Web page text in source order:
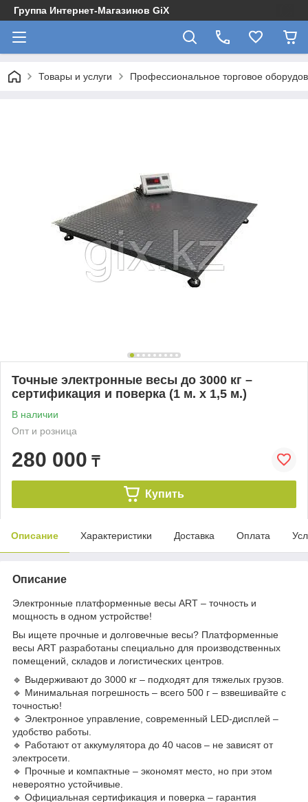
Группа Интернет-Магазинов GiX
Товары и услуги Профессиональное торговое
Точные электронные весы до 3000 кг –
сертификация и поверка (1 м. х 1,5 м.)
В наличии
Опт и розница
280 000 ₸
Купить
Описание Характеристики Доставка Оплата
Описание
Электронные платформенные весы ART – точность и
мощность в одном устройстве!
Вы ищете прочные и долговечные весы? Платформенные
весы ART разработаны специально для производственных
помещений, складов и логистических центров.
🔹 Выдерживают до 3000 кг – подходят для тяжелых грузов.
🔹 Минимальная погрешность – всего 500 г – взвешивайте с
точностью!
🔹 Электронное управление, современный LED-дисплей –
удобство работы.
🔹 Работают от аккумулятора до 40 часов – не зависят от
электросети.
🔹 Прочные и компактные – экономят место, но при этом
невероятно устойчивые.
🔹 Официальная сертификация и поверка – гарантия